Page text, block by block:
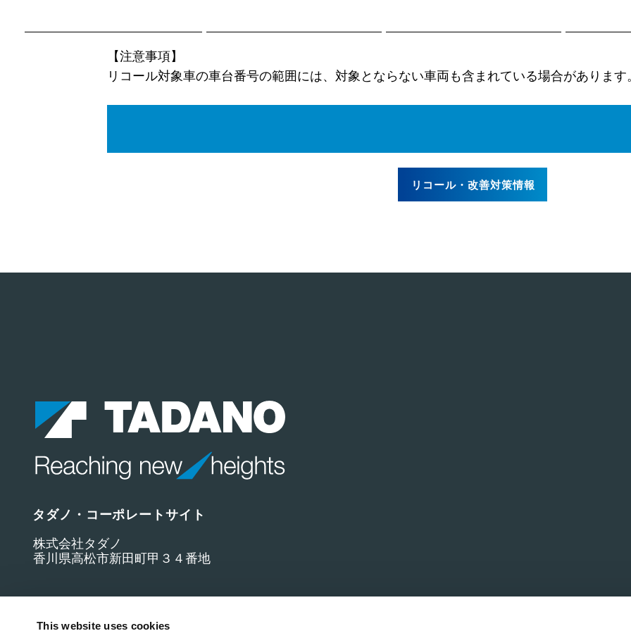
This website uses cookies
【注意事項】
リコール対象車の車台番号の範囲には、対象とならない車両も含まれている場合があります。
リコール・改善対策情報
タダノ・コーポレートサイト
株式会社タダノ
香川県高松市新田町甲３４番地